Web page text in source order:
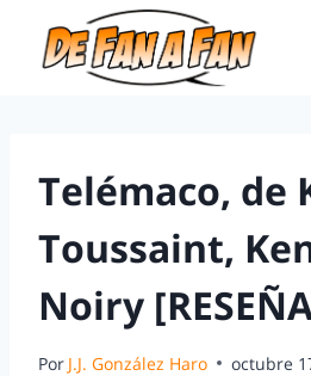
Telémaco, de
Toussaint,
Noiry
Por J.J. González Haro octubre